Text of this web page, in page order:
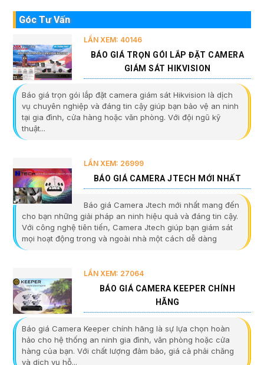
Góc Tư Vấn
LẦN XEM: 40146
BÁO GIÁ TRỌN GÓI LẮP ĐẶT CAMERA
GIÁM SÁT HIKVISION
Báo giá trọn gói lắp đặt camera giám sát Hikvision là dịch
vụ chuyên nghiệp và đáng tin cậy giúp bạn bảo vệ an ninh
tại gia đình, cửa hàng hoặc văn phòng. Với đội ngũ kỹ
thuật...
LẦN XEM: 26999
BÁO GIÁ CAMERA JTECH MỚI NHẤT
Báo giá Camera Jtech mới nhất mang đến
cho bạn những giải pháp an ninh hiệu quả và đáng tin cậy.
Với công nghệ tiên tiến, Camera Jtech giúp bạn giám sát
mọi hoạt động trong và ngoài nhà một cách dễ dàng
LẦN XEM: 27064
BÁO GIÁ CAMERA KEEPER CHÍNH
HÃNG
Báo giá Camera Keeper chính hãng là sự lựa chọn hoàn
hảo cho hệ thống an ninh gia đình, văn phòng hoặc cửa
hàng của bạn. Với chất lượng đảm bảo, giá cả phải chăng
và dịch vụ hỗ...